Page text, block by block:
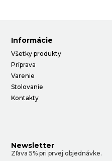
Informácie
Všetky produkty
Príprava
Varenie
Stolovanie
Kontakty
Newsletter
Zľava 5% pri prvej objednávke.